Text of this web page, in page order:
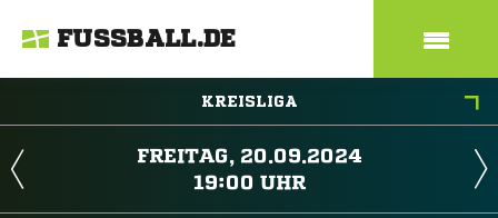
FUSSBALL.DE
KREISLIGA
 
 